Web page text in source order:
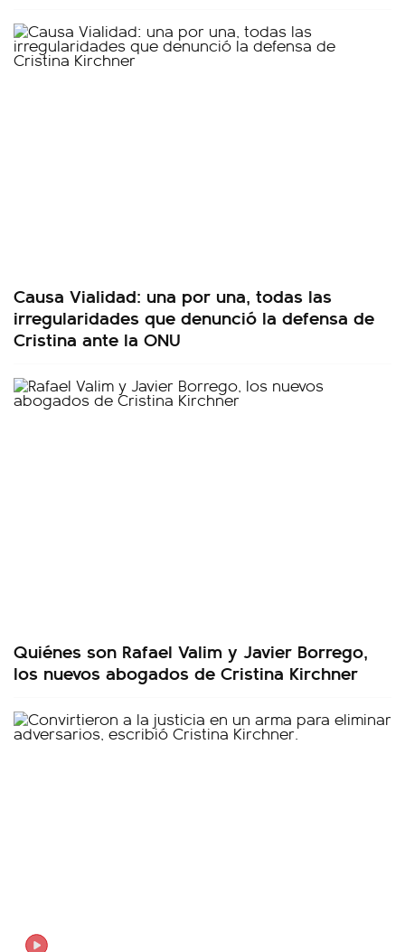
Causa Vialidad: una por una, todas las
irregularidades que denunció la defensa de
Cristina ante la ONU
Quiénes son Rafael Valim y Javier Borrego,
los nuevos abogados de Cristina Kirchner